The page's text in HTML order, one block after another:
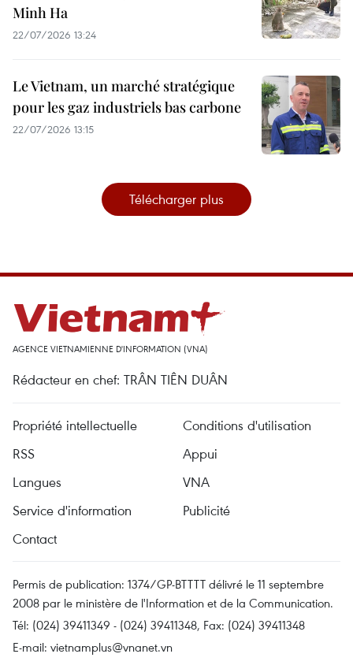
Minh Ha
22/07/2026 13:24
Le Vietnam, un marché stratégique
pour les gaz industriels bas carbone
22/07/2026 13:15
Télécharger plus
AGENCE VIETNAMIENNE D'INFORMATION (VNA)
Rédacteur en chef: TRÂN TIÊN DUÂN
Propriété intellectuelle
Conditions d'utilisation
RSS
Appui
Langues
VNA
Service d'information
Publicité
Contact
Permis de publication: 1374/GP-BTTTT délivré le 11 septembre
2008 par le ministère de l'Information et de la Communication.
Tél: (024) 39411349 - (024) 39411348, Fax: (024) 39411348
E-mail: vietnamplus@vnanet.vn